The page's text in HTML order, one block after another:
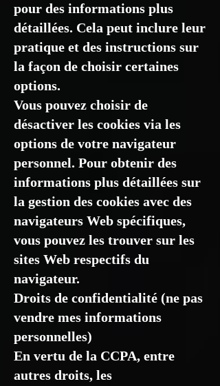
pour des informations plus
détaillées. Cela peut inclure leur
pratique et des instructions sur
la façon de choisir certaines
options.
Vous pouvez choisir de
désactiver les cookies via les
options de votre navigateur
personnel. Pour obtenir des
informations plus détaillées sur
la gestion des cookies avec des
navigateurs Web spécifiques,
vous pouvez les trouver sur les
sites Web respectifs du
navigateur.
Droits de confidentialité (ne pas
vendre mes informations
personnelles)
En vertu de la CCPA, entre
autres droits, les